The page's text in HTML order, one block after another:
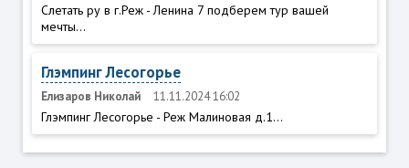
Слетать ру в г.Реж - Ленина 7 подберем тур вашей
мечты...
Глэмпинг Лесогорье
Елизаров Николай 11.11.2024 16:02
Глэмпинг Лесогорье - Реж Малиновая д.1...